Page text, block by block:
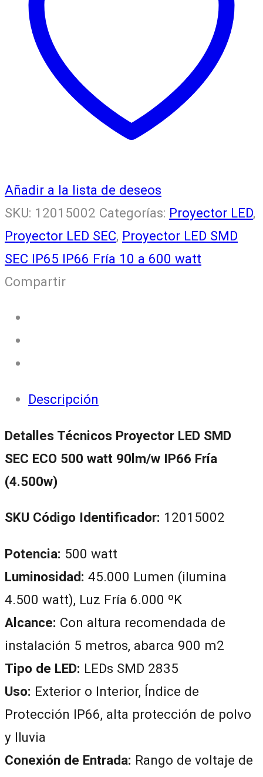
90lm/w
IP66
Fría
(4.500w)
Añadir a la lista de deseos
SKU: 12015002 Categorías: Proyector LED,
Proyector LED SEC, Proyector LED SMD
SEC IP65 IP66 Fría 10 a 600 watt
Compartir
Descripción
Detalles Técnicos Proyector LED SMD
SEC ECO 500 watt 90lm/w IP66 Fría
(4.500w)
SKU Código Identificador: 12015002
Potencia: 500 watt
Luminosidad: 45.000 Lumen (ilumina
4.500 watt), Luz Fría 6.000 ºK
Alcance: Con altura recomendada de
instalación 5 metros, abarca 900 m2
Tipo de LED: LEDs SMD 2835
Uso: Exterior o Interior, Índice de
Protección IP66, alta protección de polvo
y lluvia
Conexión de Entrada: Rango de voltaje de